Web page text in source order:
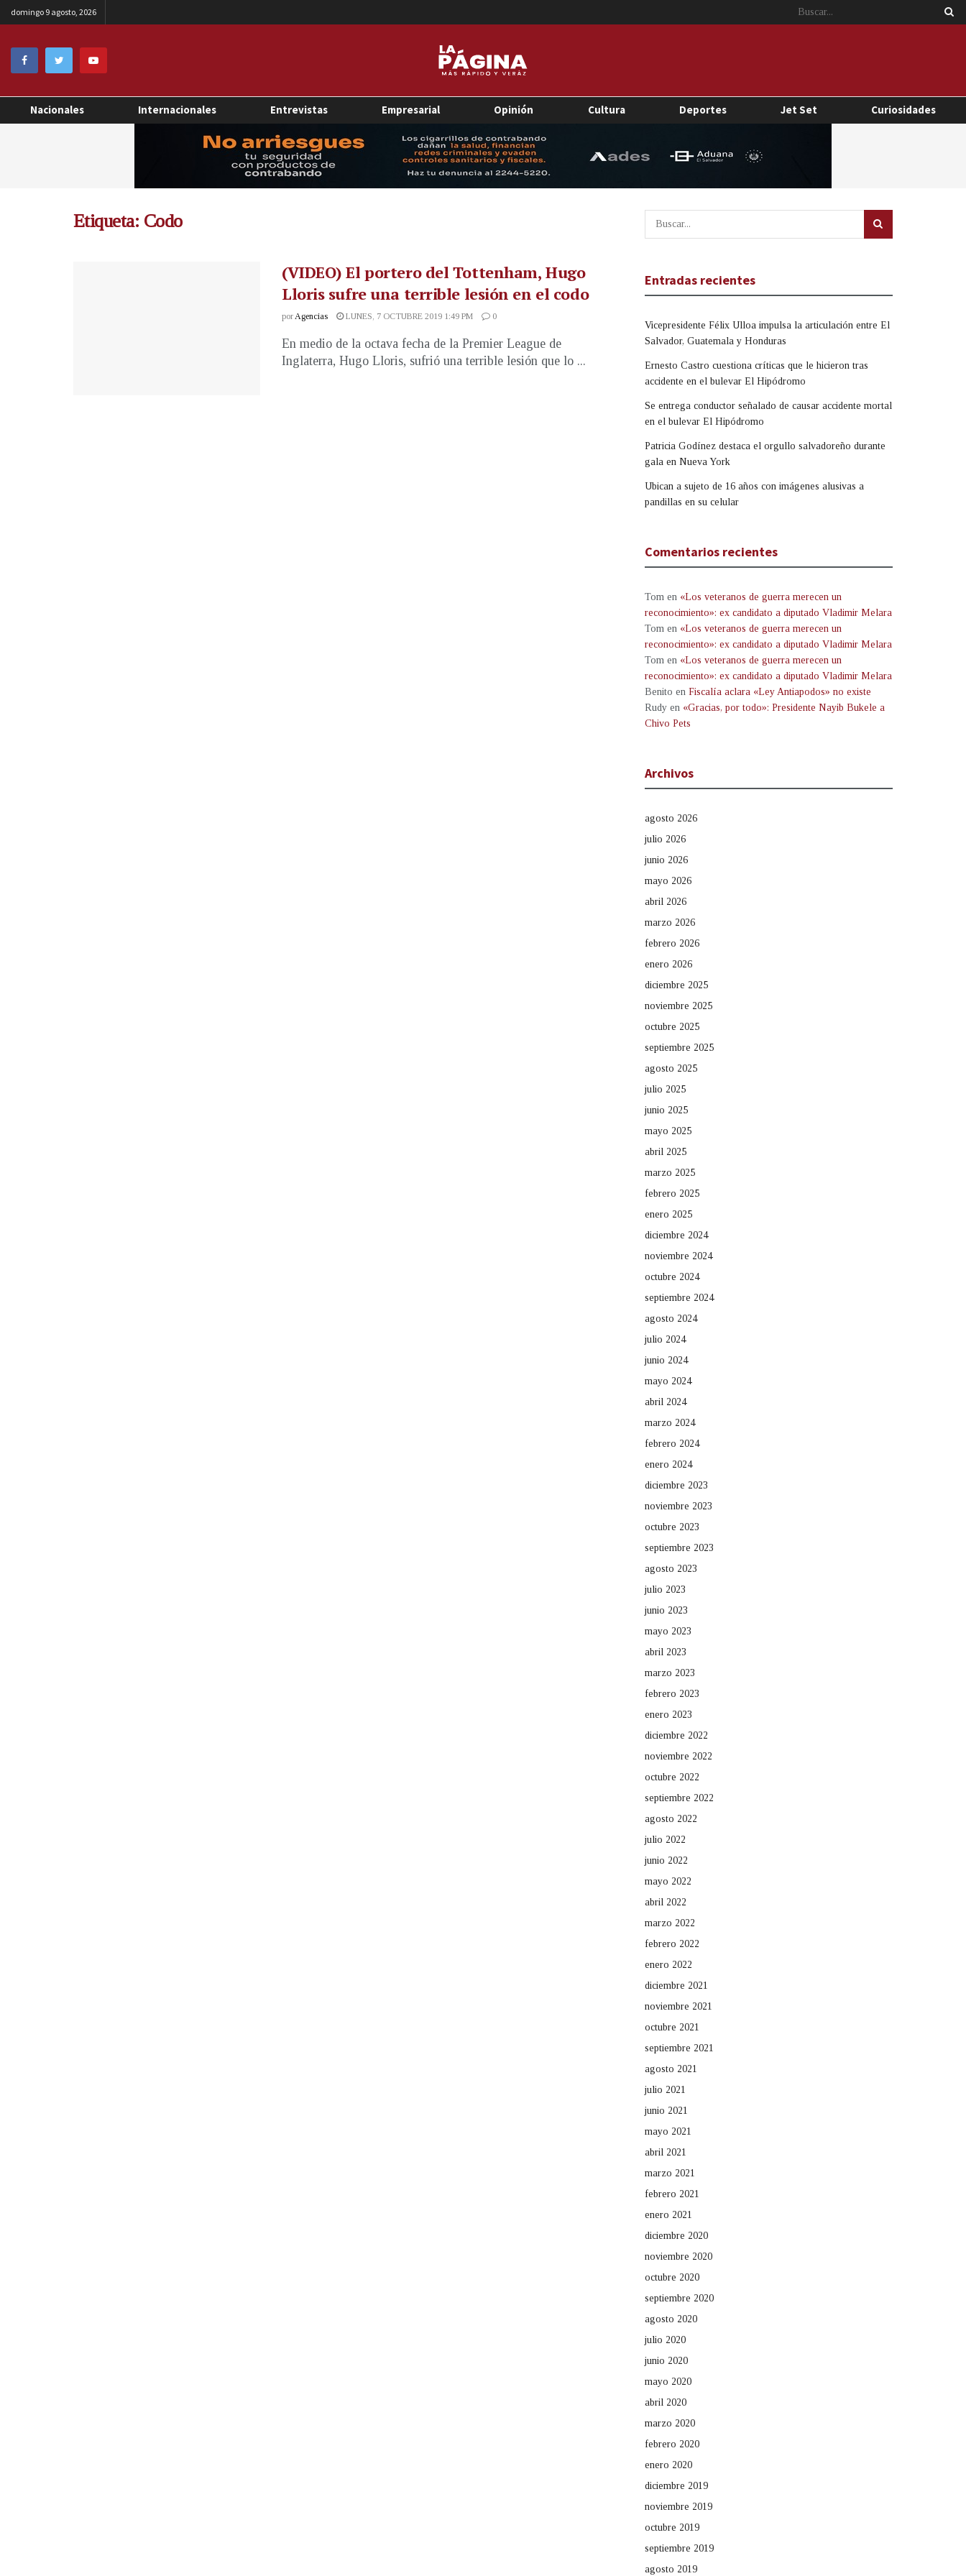
domingo 9 agosto, 2026
Nacionales Internacionales Entrevistas Empresarial Opinión Cultura Deportes Jet Set Curiosidades
Etiqueta: Codo
(VIDEO) El portero del Tottenham, Hugo
Lloris sufre una terrible lesión en el codo
porAgencias LUNES, 7 OCTUBRE 2019 1:49 PM 0
En medio de la octava fecha de la Premier League de
Inglaterra, Hugo Lloris, sufrió una terrible lesión que lo ...
Entradas recientes
Vicepresidente Félix Ulloa impulsa la articulación entre El
Salvador, Guatemala y Honduras
Ernesto Castro cuestiona críticas que le hicieron tras
accidente en el bulevar El Hipódromo
Se entrega conductor señalado de causar accidente mortal
en el bulevar El Hipódromo
Patricia Godínez destaca el orgullo salvadoreño durante
gala en Nueva York
Ubican a sujeto de 16 años con imágenes alusivas a
pandillas en su celular
Comentarios recientes
Tom en «Los veteranos de guerra merecen un
reconocimiento»: ex candidato a diputado Vladimir Melara
Tom en «Los veteranos de guerra merecen un
reconocimiento»: ex candidato a diputado Vladimir Melara
Tom en «Los veteranos de guerra merecen un
reconocimiento»: ex candidato a diputado Vladimir Melara
Benito en Fiscalía aclara «Ley Antiapodos» no existe
Rudy en «Gracias, por todo»: Presidente Nayib Bukele a
Chivo Pets
Archivos
agosto 2026
julio 2026
junio 2026
mayo 2026
abril 2026
marzo 2026
febrero 2026
enero 2026
diciembre 2025
noviembre 2025
octubre 2025
septiembre 2025
agosto 2025
julio 2025
junio 2025
mayo 2025
abril 2025
marzo 2025
febrero 2025
enero 2025
diciembre 2024
noviembre 2024
octubre 2024
septiembre 2024
agosto 2024
julio 2024
junio 2024
mayo 2024
abril 2024
marzo 2024
febrero 2024
enero 2024
diciembre 2023
noviembre 2023
octubre 2023
septiembre 2023
agosto 2023
julio 2023
junio 2023
mayo 2023
abril 2023
marzo 2023
febrero 2023
enero 2023
diciembre 2022
noviembre 2022
octubre 2022
septiembre 2022
agosto 2022
julio 2022
junio 2022
mayo 2022
abril 2022
marzo 2022
febrero 2022
enero 2022
diciembre 2021
noviembre 2021
octubre 2021
septiembre 2021
agosto 2021
julio 2021
junio 2021
mayo 2021
abril 2021
marzo 2021
febrero 2021
enero 2021
diciembre 2020
noviembre 2020
octubre 2020
septiembre 2020
agosto 2020
julio 2020
junio 2020
mayo 2020
abril 2020
marzo 2020
febrero 2020
enero 2020
diciembre 2019
noviembre 2019
octubre 2019
septiembre 2019
agosto 2019